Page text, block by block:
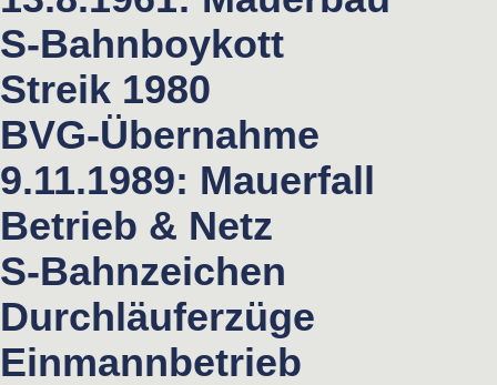
S-Bahnboykott
Streik 1980
BVG-Übernahme
9.11.1989: Mauerfall
Betrieb & Netz
S-Bahnzeichen
Durchläuferzüge
Einmannbetrieb